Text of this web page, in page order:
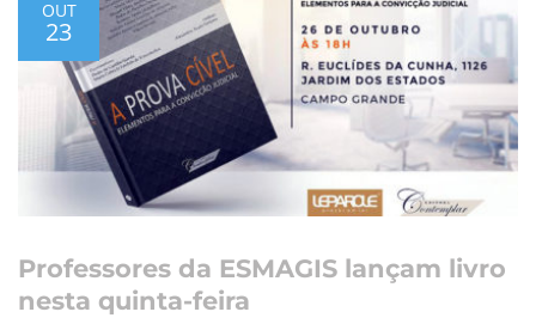
OUT
23
Professores da ESMAGIS lançam livro
nesta quinta-feira